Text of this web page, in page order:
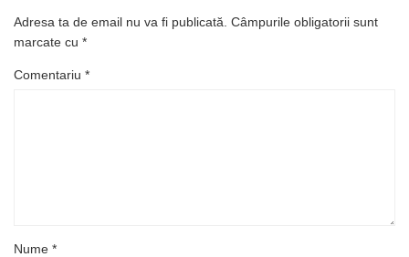
Adresa ta de email nu va fi publicată. Câmpurile obligatorii sunt
marcate cu *
Comentariu *
Nume *